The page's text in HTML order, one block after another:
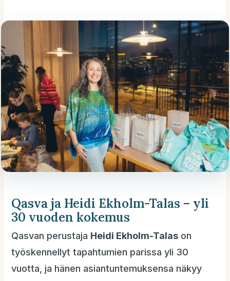
Qasva ja Heidi Ekholm-Talas – yli
30 vuoden kokemus
Qasvan perustaja Heidi Ekholm-Talas on
työskennellyt tapahtumien parissa yli 30
vuotta, ja hänen asiantuntemuksensa näkyy